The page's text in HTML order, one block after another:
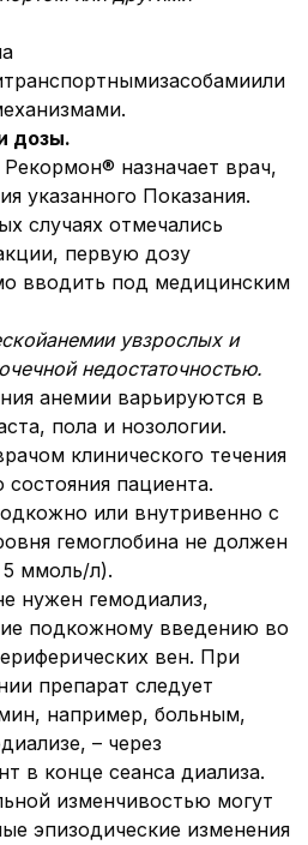
дозы.
назначает врач,
указанного Показания.
случаях отмечались
первую дозу
вводить под медицинским
анемии увзрослых и
недостаточностью.
анемии варьируются в
пола и нозологии.
клинического течения
состояния пациента.
или внутривенно с
гемоглобина не должен
ммоль/л).
нужен гемодиализ,
подкожному введению во
вен. При
препарат следует
например, больным,
– через
в конце сеанса диализа.
изменчивостью могут
эпизодические изменения